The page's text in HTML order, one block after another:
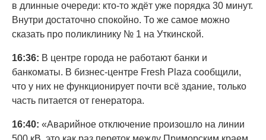
в длинные очереди: кто-то ждёт уже порядка 30 минут.
Внутри достаточно спокойно. То же самое можно
сказать про поликлинику № 1 на Уткинской.
16:36: В центре города не работают банки и
банкоматы. В бизнес-центре Fresh Plaza сообщили,
что у них не функционирует почти всё здание, только
часть питается от генератора.
16:40: «Аварийное отключение произошло на линии